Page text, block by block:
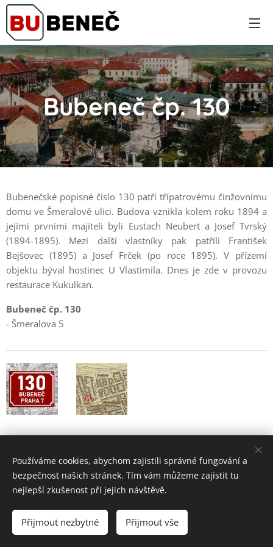
Bubeneč čp. 130
Bubenečské popisné číslo 130 patří třípatrovému činžovnímu
domu ve Šmeralově ulici. Budova vznikla kolem roku 1894 a
jejími prvními majiteli byli Eustach Neubert a Josef Tvrský
(1894-1895). Mezi další vlastníky pak patřili František
Bejšovec (1895) a Josef Frček (po roce 1895). V přízemí
objektu býval hostinec U Vlastimila. Dnes je zde v provozu
restaurace Kukulkan.
Bubeneč čp. 130
- Šmeralova 5
2004 - 2026 •
www.bubenec.eu
Používáme cookies, abychom zajistili správné fungování a
bezpečnost našich stránek. Tím vám můžeme zajistit tu
nejlepší zkušenost při jejich návštěvě.
Přijmout nezbytné Přijmout vše